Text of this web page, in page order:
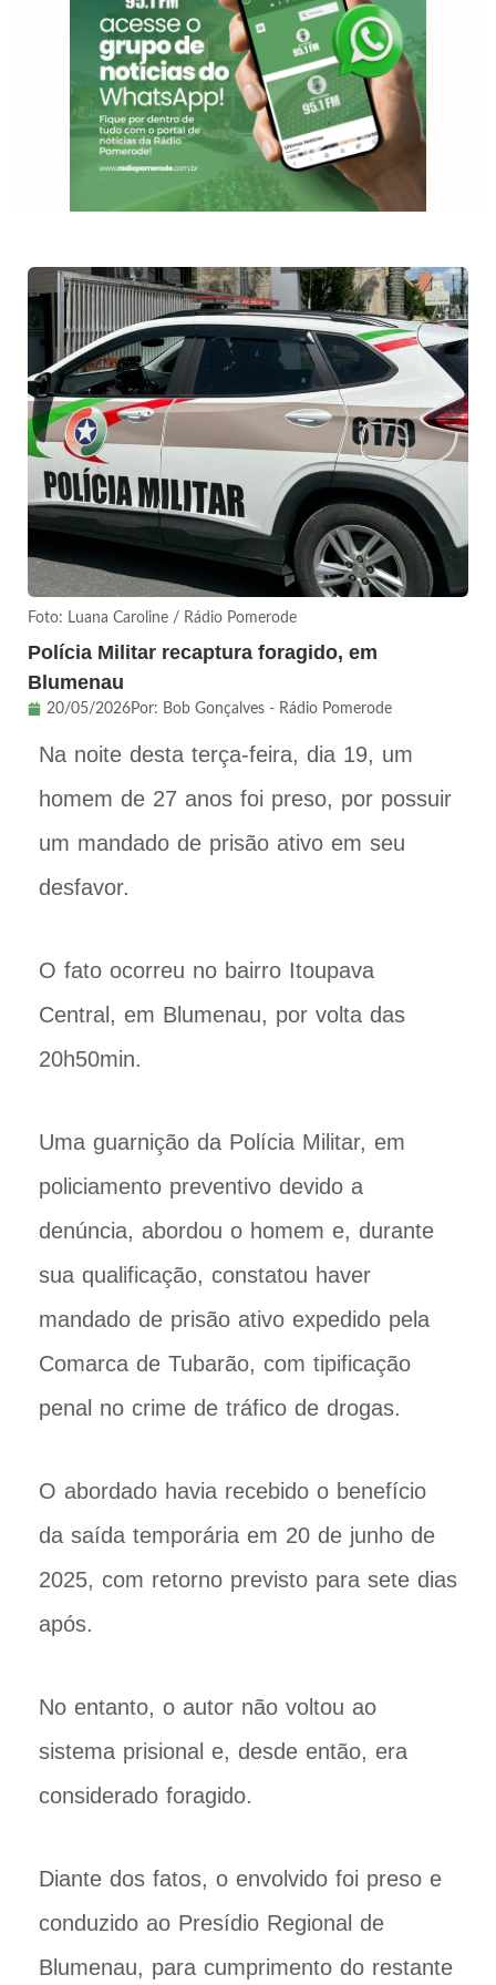
Foto: Luana Caroline / Rádio Pomerode
Polícia Militar recaptura foragido, em
Blumenau
20/05/2026Por: Bob Gonçalves - Rádio Pomerode
Na noite desta terça-feira, dia 19, um
homem de 27 anos foi preso, por possuir
um mandado de prisão ativo em seu
desfavor.
O fato ocorreu no bairro Itoupava
Central, em Blumenau, por volta das
20h50min.
Uma guarnição da Polícia Militar, em
policiamento preventivo devido a
denúncia, abordou o homem e, durante
sua qualificação, constatou haver
mandado de prisão ativo expedido pela
Comarca de Tubarão, com tipificação
penal no crime de tráfico de drogas.
O abordado havia recebido o benefício
da saída temporária em 20 de junho de
2025, com retorno previsto para sete dias
após.
No entanto, o autor não voltou ao
sistema prisional e, desde então, era
considerado foragido.
Diante dos fatos, o envolvido foi preso e
conduzido ao Presídio Regional de
Blumenau, para cumprimento do restante